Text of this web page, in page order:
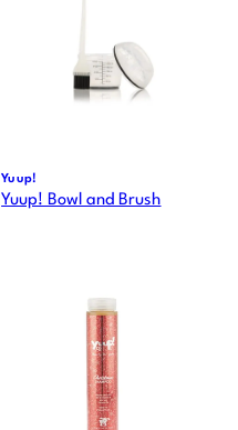
Yuup!
Yuup! Bowl and Brush